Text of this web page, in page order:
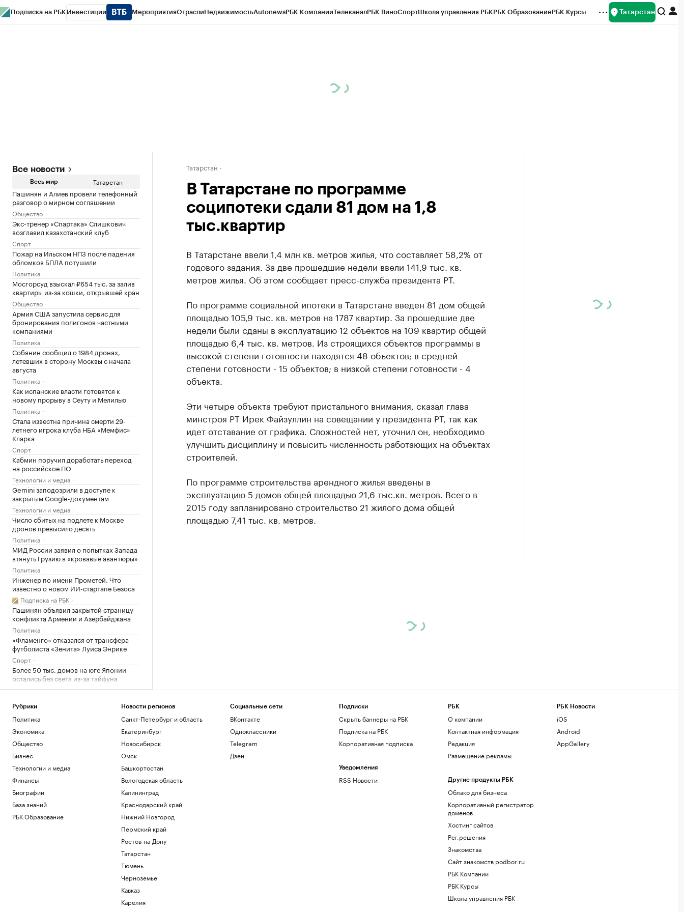
Подписка на РБК Инвестиции МероприятияОтраслиНедвижимостьAutonewsРБК КомпанииТелеканалРБК ВиноСпортШкола управления РБКРБК ОбразованиеРБК Курсы Татарстан
Все новости
Весь мир Татарстан
Пашинян и Алиев провели телефонный
разговор о мирном соглашении
Общество
Экс-тренер «Спартака» Слишкович
возглавил казахстанский клуб
Спорт
Пожар на Ильском НПЗ после падения
обломков БПЛА потушили
Политика
Мосгорсуд взыскал ₽654 тыс. за залив
квартиры из-за кошки, открывшей кран
Общество
Армия США запустила сервис для
бронирования полигонов частными
компаниями
Политика
Собянин сообщил о 1984 дронах,
летевших в сторону Москвы с начала
августа
Политика
Как испанские власти готовятся к
новому прорыву в Сеуту и Мелилью
Политика
Стала известна причина смерти 29-
летнего игрока клуба НБА «Мемфис»
Кларка
Спорт
Кабмин поручил доработать переход
на российское ПО
Технологии и медиа
Gemini заподозрили в доступе к
закрытым Google-документам
Технологии и медиа
Число сбитых на подлете к Москве
дронов превысило десять
Политика
МИД России заявил о попытках Запада
втянуть Грузию в «кровавые авантюры»
Политика
Инженер по имени Прометей. Что
известно о новом ИИ-стартапе Безоса
Подписка на РБК
Пашинян объявил закрытой страницу
конфликта Армении и Азербайджана
Политика
«Фламенго» отказался от трансфера
футболиста «Зенита» Луиса Энрике
Спорт
Более 50 тыс. домов на юге Японии
остались без света из-за тайфуна
Общество
еще на один год
Общество
Axios рассказал, как Трамп оказался в
Политика
✍🏻 Насколько ваш авторитет зависит от
атрибутов престижа? Проверьте себя
FT узнала об «убежище от
апокалипсиса» в Аргентине для IT-
миллиардеров
Общество
Татарстан
В Татарстане по программе
соципотеки сдали 81 дом на 1,8
тыс.квартир
В Татарстане ввели 1,4 млн кв. метров жилья, что составляет 58,2% от
годового задания. За две прошедшие недели ввели 141,9 тыс. кв.
метров жилья. Об этом сообщает пресс-служба президента РТ.
По программе социальной ипотеки в Татарстане введен 81 дом общей
площадью 105,9 тыс. кв. метров на 1787 квартир. За прошедшие две
недели были сданы в эксплуатацию 12 объектов на 109 квартир общей
площадью 6,4 тыс. кв. метров. Из строящихся объектов программы в
высокой степени готовности находятся 48 объектов; в средней
степени готовности - 15 объектов; в низкой степени готовности - 4
объекта.
Эти четыре объекта требуют пристального внимания, сказал глава
минстроя РТ Ирек Файзуллин на совещании у президента РТ, так как
идет отставание от графика. Сложностей нет, уточнил он, необходимо
улучшить дисциплину и повысить численность работающих на объектах
строителей.
По программе строительства арендного жилья введены в
эксплуатацию 5 домов общей площадью 21,6 тыс.кв. метров. Всего в
2015 году запланировано строительство 21 жилого дома общей
площадью 7,41 тыс. кв. метров.
Рубрики
Политика
Экономика
Общество
Бизнес
Технологии и медиа
Финансы
Биографии
База знаний
РБК Образование
Новости регионов
Санкт-Петербург и область
Екатеринбург
Новосибирск
Омск
Башкортостан
Вологодская область
Калининград
Краснодарский край
Нижний Новгород
Пермский край
Ростов-на-Дону
Татарстан
Тюмень
Черноземье
Кавказ
Карелия
Социальные сети
ВКонтакте
Одноклассники
Telegram
Дзен
Подписки
Скрыть баннеры на РБК
Подписка на РБК
Корпоративная подписка
Уведомления
RSS Новости
РБК
О компании
Контактная информация
Редакция
Размещение рекламы
Другие продукты РБК
Облако для бизнеса
Корпоративный регистратор
доменов
Хостинг сайтов
Рег.решения
Знакомства
Сайт знакомств podbor.ru
РБК Компании
РБК Курсы
Школа управления РБК
РБК Новости
iOS
Android
AppGallery